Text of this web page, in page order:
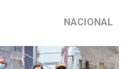
NACIONAL